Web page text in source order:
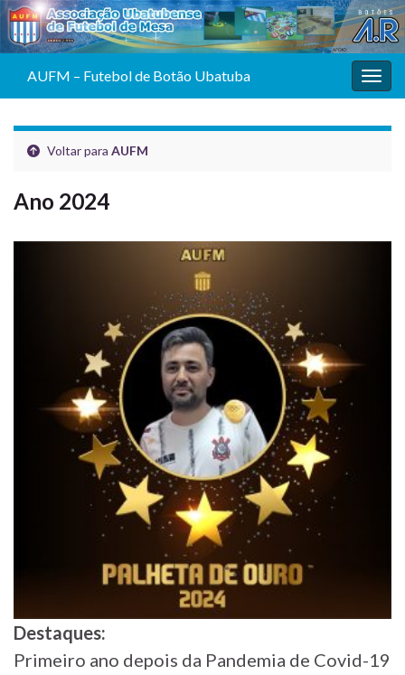
AUFM – Futebol de Botão Ubatuba
Voltar para AUFM
Ano 2024
Destaques:
Primeiro ano depois da Pandemia de Covid-19